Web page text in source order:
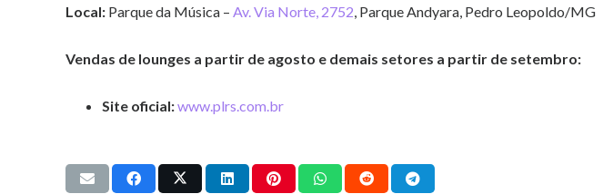
Local: Parque da Música – Av. Via Norte, 2752, Parque Andyara, Pedro Leopoldo/MG
Vendas de lounges a partir de agosto e demais setores a partir de setembro:
Site oficial:www.plrs.com.br